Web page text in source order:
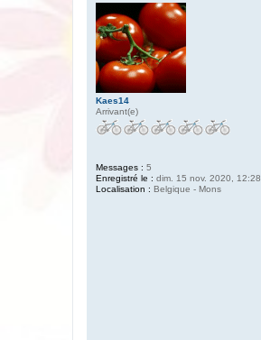
Kaes14
Arrivant(e)
Messages : 5
Enregistré le : dim. 15 nov. 2020, 12:28
Localisation : Belgique - Mons